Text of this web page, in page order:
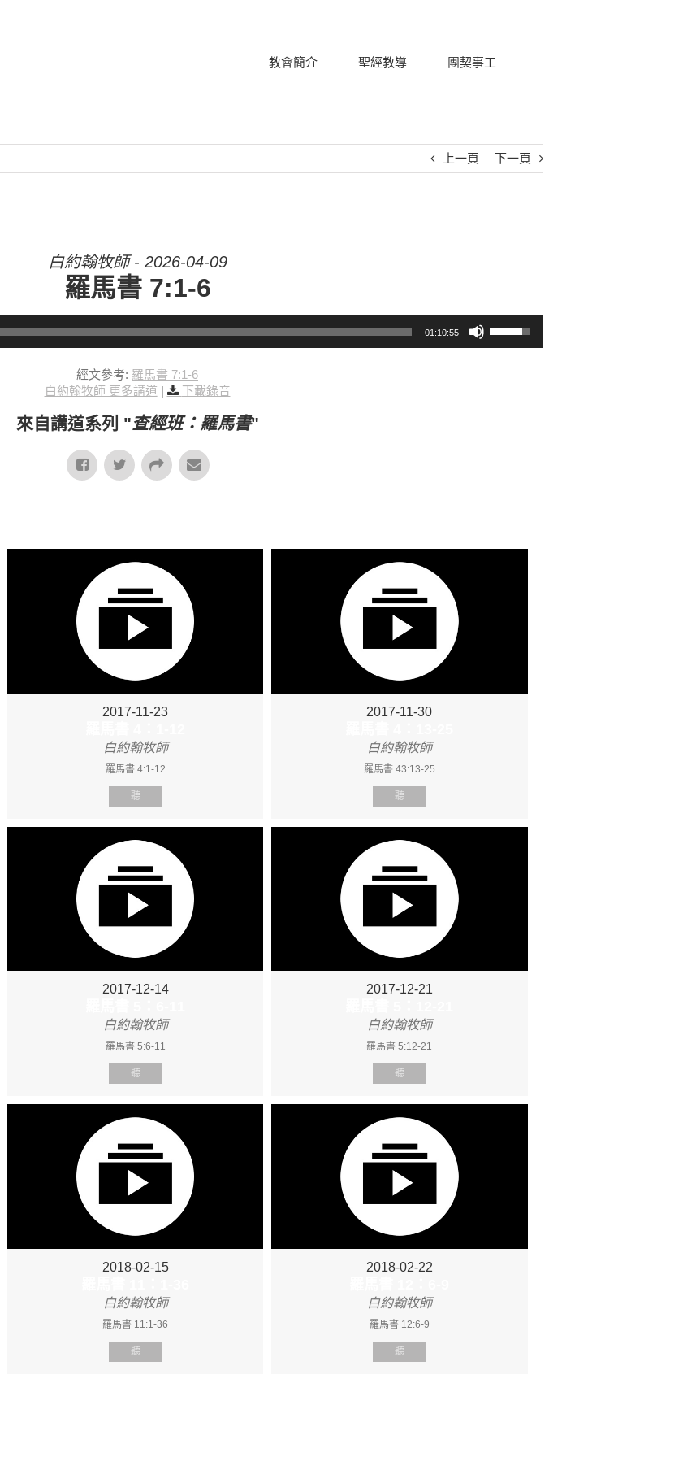
教會簡介 聖經教導 團契事工
上一頁 下一頁
白約翰牧師 - 2026-04-09
羅馬書 7:1-6
01:10:55
使用向上/向下鍵以提高或降低音量。
經文參考: 羅馬書 7:1-6
白約翰牧師 更多講道 | 下載錄音
來自講道系列 "查經班：羅馬書"
2017-11-23
白約翰牧師
羅馬書 4:1-12
聽
2017-11-30
白約翰牧師
羅馬書 43:13-25
聽
2017-12-14
白約翰牧師
羅馬書 5:6-11
聽
2017-12-21
白約翰牧師
羅馬書 5:12-21
聽
2018-02-15
白約翰牧師
羅馬書 11:1-36
聽
2018-02-22
白約翰牧師
羅馬書 12:6-9
聽